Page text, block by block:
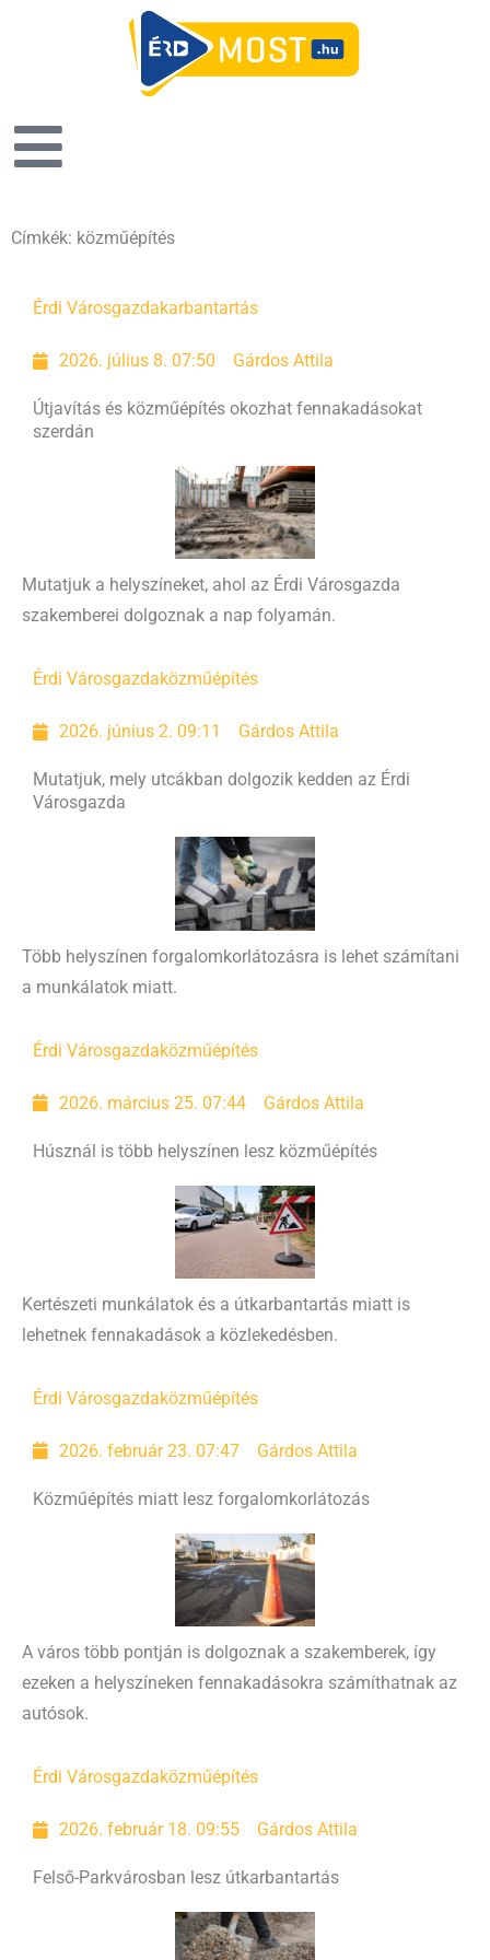
Címkék: közműépítés
Érdi Városgazdakarbantartás
2026. július 8. 07:50 Gárdos Attila
Útjavítás és közműépítés okozhat fennakadásokat
szerdán
Mutatjuk a helyszíneket, ahol az Érdi Városgazda
szakemberei dolgoznak a nap folyamán.
Érdi Városgazdaközműépítés
2026. június 2. 09:11 Gárdos Attila
Mutatjuk, mely utcákban dolgozik kedden az Érdi
Városgazda
Több helyszínen forgalomkorlátozásra is lehet számítani
a munkálatok miatt.
Érdi Városgazdaközműépítés
2026. március 25. 07:44 Gárdos Attila
Húsznál is több helyszínen lesz közműépítés
Kertészeti munkálatok és a útkarbantartás miatt is
lehetnek fennakadások a közlekedésben.
Érdi Városgazdaközműépítés
2026. február 23. 07:47 Gárdos Attila
Közműépítés miatt lesz forgalomkorlátozás
A város több pontján is dolgoznak a szakemberek, így
ezeken a helyszíneken fennakadásokra számíthatnak az
autósok.
Érdi Városgazdaközműépítés
2026. február 18. 09:55 Gárdos Attila
Felső-Parkvárosban lesz útkarbantartás